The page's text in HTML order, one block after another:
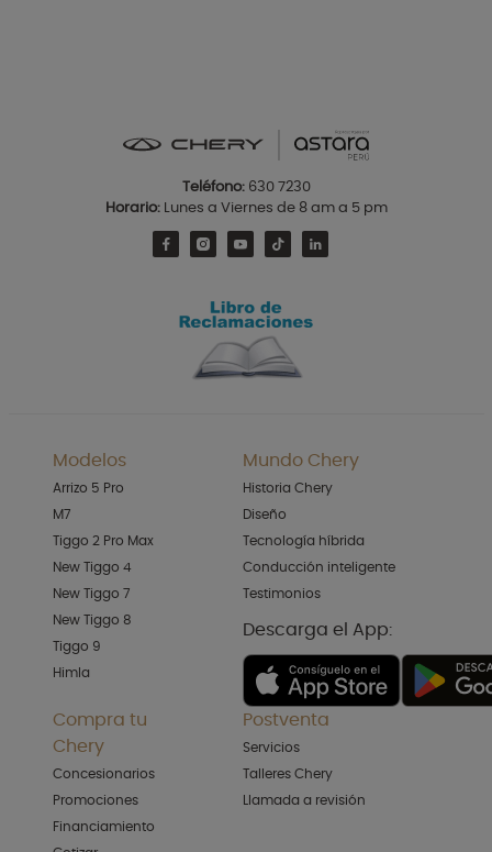
Teléfono:630 7230
Horario:Lunes a Viernes de 8 am a 5 pm
Modelos
Arrizo 5 Pro
M7
Tiggo 2 Pro Max
New Tiggo 4
New Tiggo 7
New Tiggo 8
Tiggo 9
Himla
Mundo Chery
Historia Chery
Diseño
Tecnología híbrida
Conducción inteligente
Testimonios
Descarga el App:
Compra tu
Chery
Concesionarios
Promociones
Financiamiento
Postventa
Servicios
Talleres Chery
Llamada a revisión